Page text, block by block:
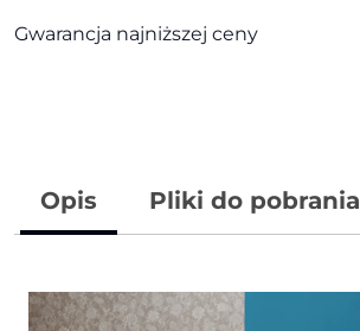
Gwarancja najniższej ceny
Opis Pliki do pobrania